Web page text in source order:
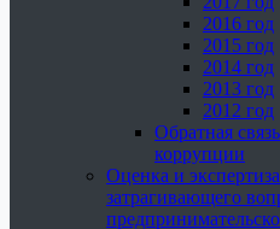
2016 год
2015 год
2014 год
2013 год
2012 год
Обратная
коррупции
Оценка и
затрагивающего